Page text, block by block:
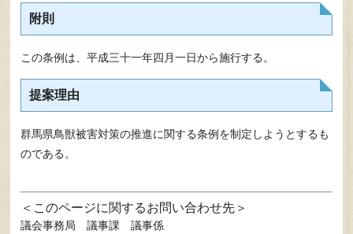
附則
この条例は、平成三十一年四月一日から施行する。
提案理由
群馬県鳥獣被害対策の推進に関する条例を制定しようとするも
のである。
このページに関するお問い合わせ先
議会事務局
議事課 議事係